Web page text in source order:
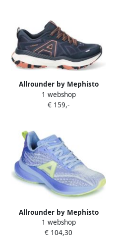
Allrounder by Mephisto
Lage Sneakers ARIVA
1 webshop
€ 159,-
Allrounder by Mephisto
Hardloopschoenen NOLIMIT
1 webshop
€ 104,30